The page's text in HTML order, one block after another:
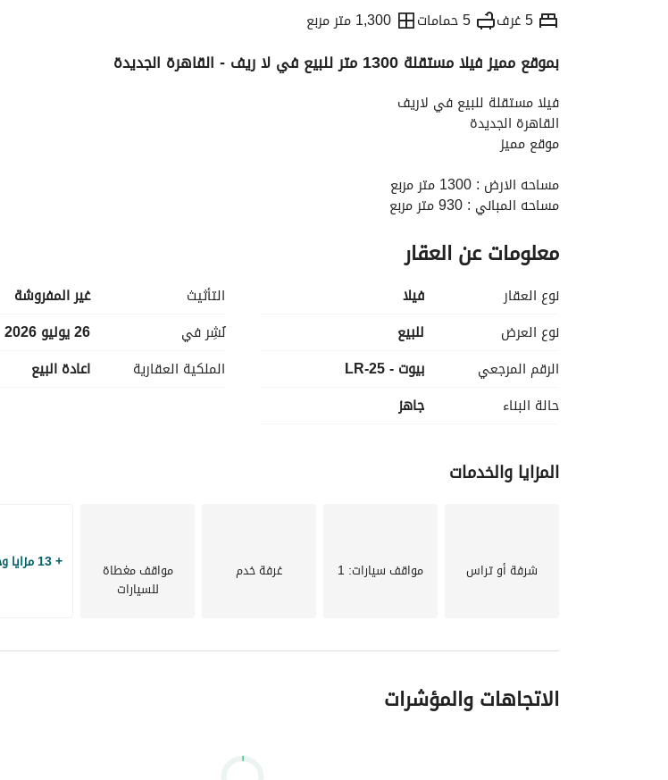
5 غرف 5 حمامات 1,300 متر مربع
التفاصيل رهن عقاري
بموقع مميز فيلا مستقلة 1300 متر للبيع في لا ريف - القاهرة الجديدة
فيلا مستقلة للبيع في لاريف
القاهرة الجديدة
موقع مميز
مساحه الارض : 1300 متر مربع
مساحه المباني : 930 متر مربع
نصف تشطيب
بيزمنت - أرضي - أول - رووف
5 غرف نوم
5 حمام
غرفة مربية مع حمام
+ واتس اب
الرفيع.
معلومات عن العقار
نوع العقار
فیلا
نوع العرض
للبيع
الرقم المرجعي
بيوت - LR-25
حالة البناء
جاهز
التأثيث
غير المفروشة
نُشِر في
26 يوليو 2026
الملكية العقارية
اعادة البيع
المزايا والخدمات
شرفة أو تراس مواقف سيارات: 1 غرفة خدم مواقف مغطاة
للسيارات
+ 13 مزايا وخدمات
الاتجاهات والمؤشرات